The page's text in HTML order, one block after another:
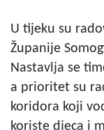
U tijeku su
Županije
Nastavlja se
a prioritet su
koridora koji
koriste djeca i